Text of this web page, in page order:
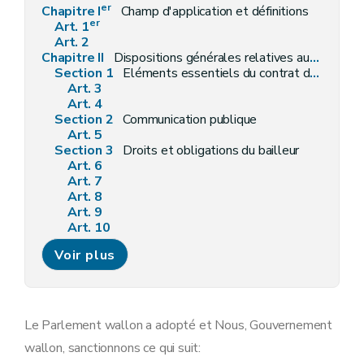
Chapitre Ier
Champ d'application et définitions
Art. 1er
Art. 2
Chapitre II
Dispositions générales relatives aux baux d'habitation
Section 1 Eléments essentiels du contrat de bail
Art. 3
Art. 4
Section 2 Communication publique
Art. 5
Section 3
Droits et obligations du bailleur
Art. 6
Art. 7
Art. 8
Art. 9
Art. 10
Art. 11
Art. 12
Art. 13
Art. 15
Art. 17
Voir plus
Le Parlement wallon a adopté et Nous, Gouvernement
wallon, sanctionnons ce qui suit: